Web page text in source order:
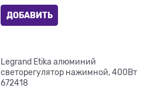
ДОБАВИТЬ
Legrand Etika алюминий
светорегулятор нажимной, 400Вт
672418